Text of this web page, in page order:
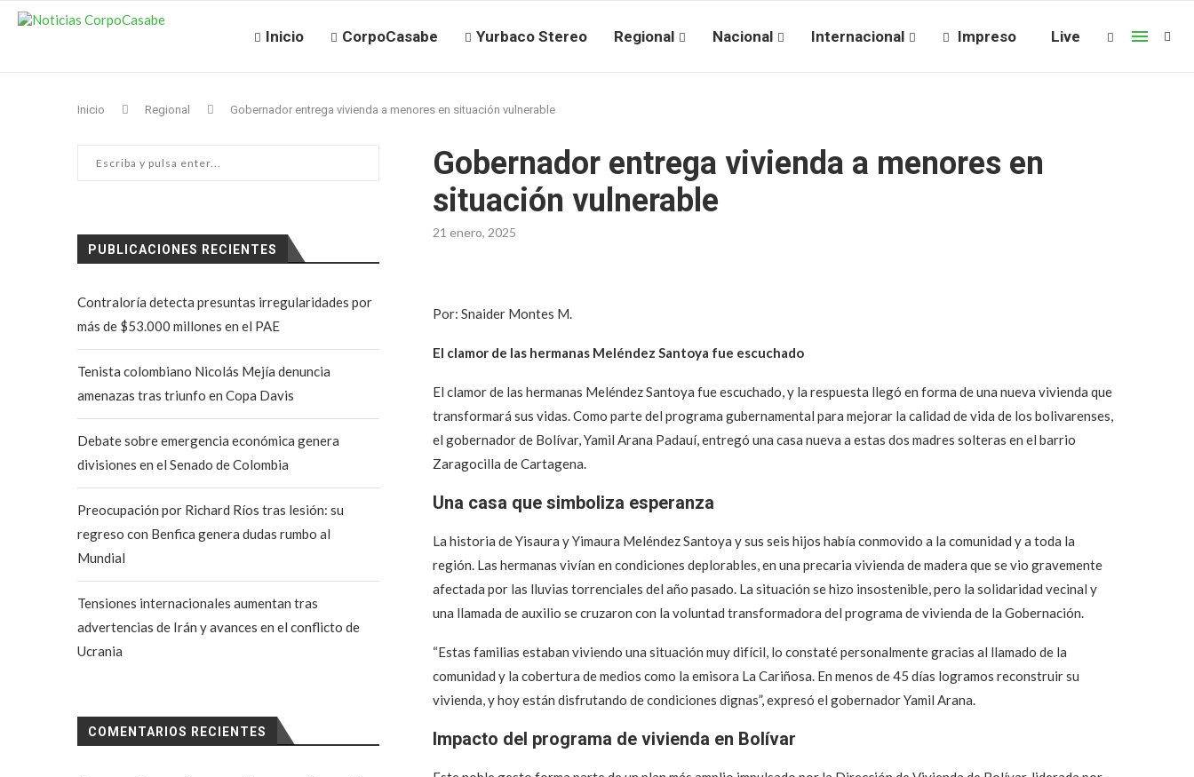
Inicio CorpoCasabe Yurbaco Stereo Regional Nacional Internacional Impreso Live
Inicio Regional Gobernador entrega vivienda a menores en situación vulnerable
Gobernador entrega vivienda a menores en
situación vulnerable
21 enero, 2025
Por: Snaider Montes M.
El clamor de las hermanas Meléndez Santoya fue escuchado
El clamor de las hermanas Meléndez Santoya fue escuchado, y la respuesta llegó en forma de una nueva vivienda que
transformará sus vidas. Como parte del programa gubernamental para mejorar la calidad de vida de los bolivarenses,
el gobernador de Bolívar, Yamil Arana Padauí, entregó una casa nueva a estas dos madres solteras en el barrio
Zaragocilla de Cartagena.
Una casa que simboliza esperanza
La historia de Yisaura y Yimaura Meléndez Santoya y sus seis hijos había conmovido a la comunidad y a toda la
región. Las hermanas vivían en condiciones deplorables, en una precaria vivienda de madera que se vio gravemente
afectada por las lluvias torrenciales del año pasado. La situación se hizo insostenible, pero la solidaridad vecinal y
una llamada de auxilio se cruzaron con la voluntad transformadora del programa de vivienda de la Gobernación.
“Estas familias estaban viviendo una situación muy difícil, lo constaté personalmente gracias al llamado de la
comunidad y la cobertura de medios como la emisora La Cariñosa. En menos de 45 días logramos reconstruir su
vivienda, y hoy están disfrutando de condiciones dignas”, expresó el gobernador Yamil Arana.
Impacto del programa de vivienda en Bolívar
PUBLICACIONES RECIENTES
Contraloría detecta presuntas irregularidades por
más de $53.000 millones en el PAE
Tenista colombiano Nicolás Mejía denuncia
amenazas tras triunfo en Copa Davis
Debate sobre emergencia económica genera
divisiones en el Senado de Colombia
Preocupación por Richard Ríos tras lesión: su
regreso con Benfica genera dudas rumbo al
Mundial
Tensiones internacionales aumentan tras
advertencias de Irán y avances en el conflicto de
Ucrania
COMENTARIOS RECIENTES